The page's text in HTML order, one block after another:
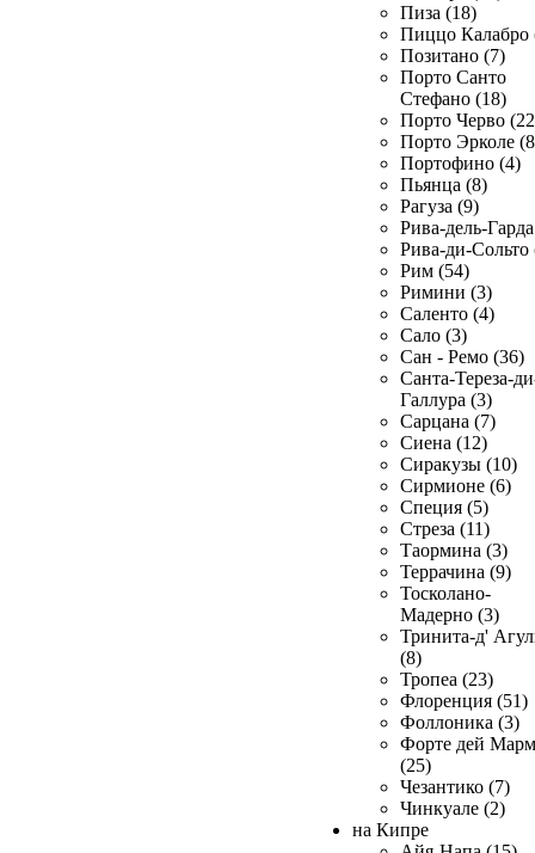
Пиза (18)
Пиццо Калабро
Позитано (7)
Порто Санто
Стефано (18)
Порто Черво
Порто Эрколе
Портофино (4)
Пьянца (8)
Рагуза (9)
Рива-дель-
Рива-ди-Сольто
Рим (54)
Римини (3)
Саленто (4)
Сало (3)
Сан - Ремо (36)
Санта-Тереза-
Галлура (3)
Сарцана (7)
Сиена (12)
Сиракузы (10)
Сирмионе (6)
Специя (5)
Стреза (11)
Таормина (3)
Террачина (9)
Тосколано-
Мадерно (3)
Тринита-д'
(8)
Тропеа (23)
Флоренция (51)
Фоллоника (3)
Форте дей
(25)
Чезантико (7)
Чинкуале (2)
на Кипре